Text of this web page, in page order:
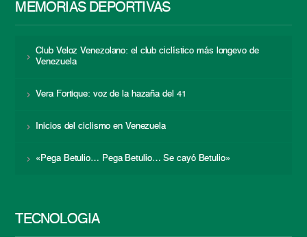
MEMORIAS DEPORTIVAS
Club Veloz Venezolano: el club ciclístico más longevo de
Venezuela
Vera Fortique: voz de la hazaña del 41
Inicios del ciclismo en Venezuela
«Pega Betulio… Pega Betulio… Se cayó Betulio»
TECNOLOGÍA